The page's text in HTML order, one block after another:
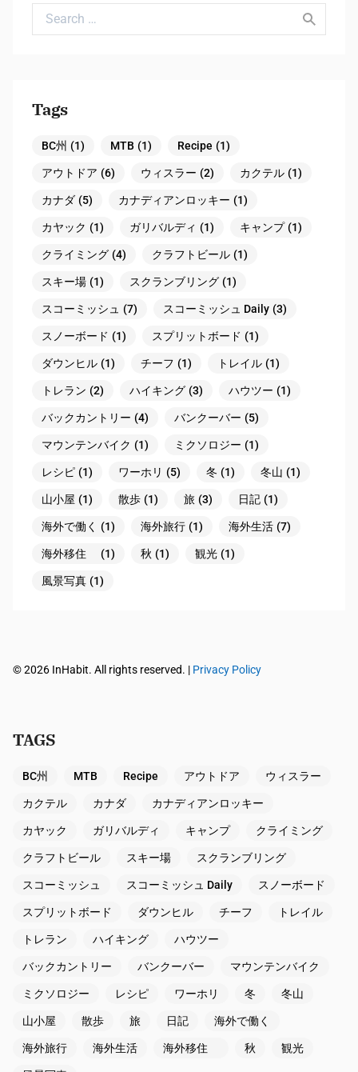
Search for:
Tags
BC州 (1) MTB (1) Recipe (1)
アウトドア (6) ウィスラー (2) カクテル (1)
カナダ (5) カナディアンロッキー (1)
カヤック (1) ガリバルディ (1) キャンプ (1)
クライミング (4) クラフトビール (1)
スキー場 (1) スクランブリング (1)
スコーミッシュ (7) スコーミッシュ Daily (3)
スノーボード (1) スプリットボード (1)
ダウンヒル (1) チーフ (1) トレイル (1)
トレラン (2) ハイキング (3) ハウツー (1)
バックカントリー (4) バンクーバー (5)
マウンテンバイク (1) ミクソロジー (1)
レシピ (1) ワーホリ (5) 冬 (1) 冬山 (1)
山小屋 (1) 散歩 (1) 旅 (3) 日記 (1)
海外で働く (1) 海外旅行 (1) 海外生活 (7)
海外移住 (1) 秋 (1) 観光 (1)
風景写真 (1)
© 2026 InHabit. All rights reserved. | Privacy Policy
TAGS
BC州 MTB Recipe アウトドア ウィスラー
カクテル カナダ カナディアンロッキー
カヤック ガリバルディ キャンプ クライミング
クラフトビール スキー場 スクランブリング
スコーミッシュ スコーミッシュ Daily スノーボード
スプリットボード ダウンヒル チーフ トレイル
トレラン ハイキング ハウツー
バックカントリー バンクーバー マウンテンバイク
ミクソロジー レシピ ワーホリ 冬 冬山
山小屋 散歩 旅 日記 海外で働く
海外旅行 海外生活 海外移住 秋 観光